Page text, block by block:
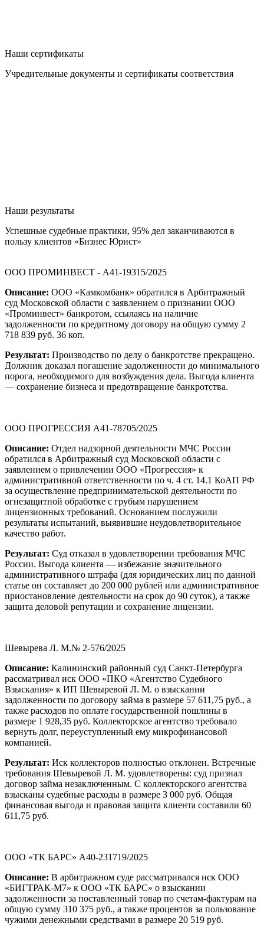
Наши сертификаты
Учредительные документы и сертификаты соответствия
Наши результаты
Успешные судебные практики, 95% дел заканчиваются в
пользу клиентов «Бизнес Юрист»
ООО ПРОМИНВЕСТ - А41-19315/2025
Описание: ООО «Камкомбанк» обратился в Арбитражный
суд Московской области с заявлением о признании ООО
«Проминвест» банкротом, ссылаясь на наличие
задолженности по кредитному договору на общую сумму 2
718 839 руб. 36 коп.
Результат: Производство по делу о банкротстве прекращено.
Должник доказал погашение задолженности до минимального
порога, необходимого для возбуждения дела. Выгода клиента
— сохранение бизнеса и предотвращение банкротства.
ООО ПРОГРЕССИЯ А41-78705/2025
Описание: Отдел надзорной деятельности МЧС России
обратился в Арбитражный суд Московской области с
заявлением о привлечении ООО «Прогрессия» к
административной ответственности по ч. 4 ст. 14.1 КоАП РФ
за осуществление предпринимательской деятельности по
огнезащитной обработке с грубым нарушением
лицензионных требований. Основанием послужили
результаты испытаний, выявившие неудовлетворительное
качество работ.
Результат: Суд отказал в удовлетворении требования МЧС
России. Выгода клиента — избежание значительного
административного штрафа (для юридических лиц по данной
статье он составляет до 200 000 рублей или административное
приостановление деятельности на срок до 90 суток), а также
защита деловой репутации и сохранение лицензии.
Шевырева Л. М.№ 2-576/2025
Описание: Калининский районный суд Санкт-Петербурга
рассматривал иск ООО «ПКО «Агентство Судебного
Взыскания» к ИП Шевыревой Л. М. о взыскании
задолженности по договору займа в размере 57 611,75 руб., а
также расходов по оплате государственной пошлины в
размере 1 928,35 руб. Коллекторское агентство требовало
вернуть долг, переуступленный ему микрофинансовой
компанией.
Результат: Иск коллекторов полностью отклонен. Встречные
требования Шевыревой Л. М. удовлетворены: суд признал
договор займа незаключенным. С коллекторского агентства
взысканы судебные расходы в размере 3 000 руб. Общая
финансовая выгода и правовая защита клиента составили 60
611,75 руб.
ООО «ТК БАРС» А40-231719/2025
Описание: В арбитражном суде рассматривался иск ООО
«БИГТРАК-М7» к ООО «ТК БАРС» о взыскании
задолженности за поставленный товар по счетам-фактурам на
общую сумму 310 375 руб., а также процентов за пользование
чужими денежными средствами в размере 20 519 руб.